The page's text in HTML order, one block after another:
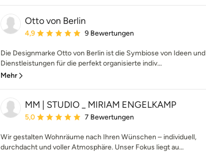
Otto von Berlin
Durchschnittliche Bewertung: 4.9 von 5 Sternen
4,9 9 Bewertungen
Die Designmarke Otto von Berlin ist die Symbiose von Ideen und
Dienstleistungen für die perfekt organisierte indiv...
Mehr
MM | STUDIO _ MIRIAM ENGELKAMP
Durchschnittliche Bewertung: 5 von 5 Sternen
5,0 7 Bewertungen
Wir gestalten Wohnräume nach Ihren Wünschen – individuell,
durchdacht und voller Atmosphäre. Unser Fokus liegt au...